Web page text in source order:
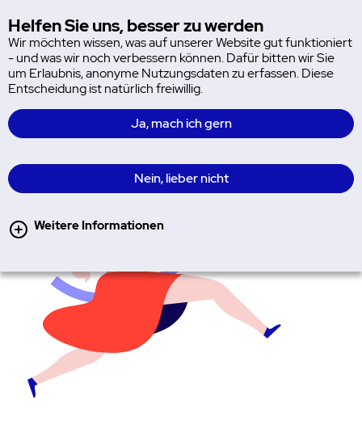
Helfen Sie uns, besser zu werden
Wir möchten wissen, was auf unserer Website gut funktioniert
- und was wir noch verbessern können. Dafür bitten wir Sie
um Erlaubnis, anonyme Nutzungsdaten zu erfassen. Diese
Entscheidung ist natürlich freiwillig.
Ja, mach ich gern
Nein, lieber nicht
Weitere Informationen